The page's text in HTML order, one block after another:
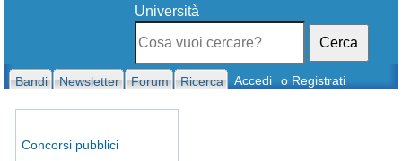
Università
Cerca
Bandi Newsletter Forum Ricerca Accedi o Registrati
Concorsi pubblici